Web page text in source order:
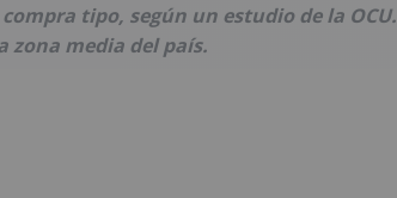
tipo, según un estudio de la OCU.
zona media del país.